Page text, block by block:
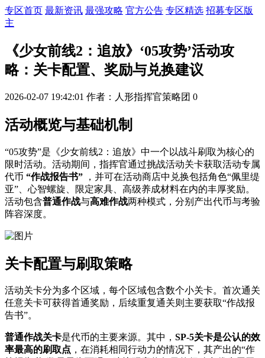
专区首页 最新资讯 最强攻略 官方公告 专区精选 招募专区版
主
《少女前线2：追放》‘05攻势’活动攻
略：关卡配置、奖励与兑换建议
2026-02-07 19:42:01 作者：人形指挥官策略团 0
活动概览与基础机制
“05攻势”是《少女前线2：追放》中一个以战斗刷取为核心的
限时活动。活动期间，指挥官通过挑战活动关卡获取活动专属
代币 “作战报告书” ，并可在活动商店中兑换包括角色“佩里缇
亚”、心智螺旋、限定家具、高级养成材料在内的丰厚奖励。
活动包含普通作战与高难作战两种模式，分别产出代币与考验
阵容深度。
关卡配置与刷取策略
活动关卡分为多个区域，每个区域包含数个小关卡。首次通关
任意关卡可获得首通奖励，后续重复通关则主要获取“作战报
告书”。
普通作战关卡是代币的主要来源。其中， SP-5关卡是公认的效
率最高的刷取点 ，在消耗相同行动力的情况下，其产出的“作